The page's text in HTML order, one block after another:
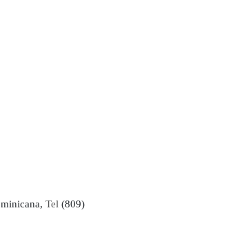
Tel (809)